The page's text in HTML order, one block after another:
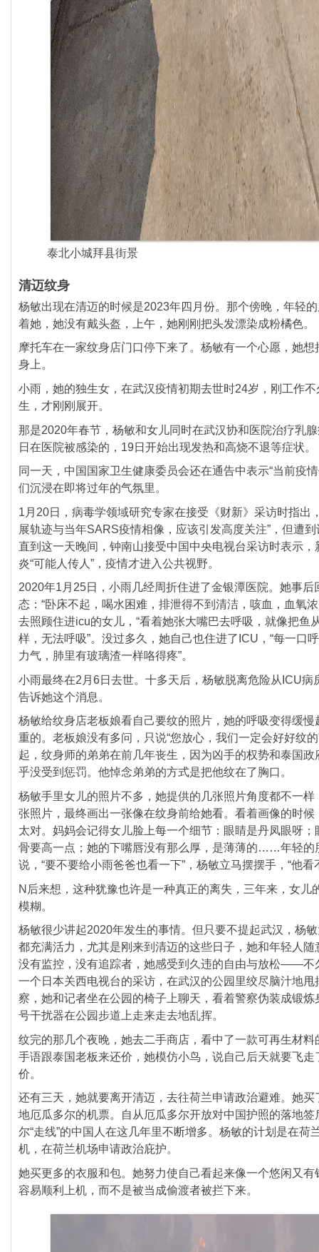
泰北小城拜县街景
清迈纹身
杨敏出现在清迈的时候是2023年四月份。那个傍晚， 年轻
着她，她没有戴头盔，上午， 她刚刚把头发漂染成粉橘色。
摩托车在一家纹身店门口停下来了。杨敏有一个心愿， 她想
身上。
小雨，她的独生女，在武汉疫情初期去世时24岁，刚工作不
生，才刚刚展开。
那是2020年春节，杨敏和女儿同时在武汉协和医院治疗乳
日在医院被感染的， 19日开始出现发热和高烧不退等症状。
同一天，中国国家卫生健康委员会还在通告中表示“当前疫
们沉浸在即将过年的气氛里。
1月20日，病毒学领域研究专家在接受《财新》采访时指出
展轨迹与当年SARS疫情相像， 应该引发高度关注”，但遭
直到这一天晚间， 钟南山接受中国中央电视台采访时表示，
炎“可能人传人”，疫情才进入公共视野。
2020年1月25日，小雨几经周折住进了金银潭医院。 她事后
态：“卧床不起，喝水困难，排泄得不到清洁， 咳血，血氧
去照顾住进icu的女儿，“看着她张大嘴巴去呼吸，就像把鱼
样，无法呼吸”。 没过多久，她自己也住进了ICU，“每一口
力气，肺里有玻璃渣一样咯得疼”。
小雨最终在2月6日去世。十多天后， 杨敏脱离危险从ICU病
告诉她这个消息。
杨敏给纹身店老板娘看自己要纹的照片，她的呼吸变得缓慢
重的。老板娘没有多问，只说“您放心， 我们一定会好好纹
起， 纹身师的弟弟在前几年丧生，因为凶手的权势和泰国政
乎没受到惩罚。他悼念弟弟的方式是把他纹在了胸口。
杨敏手里女儿的照片不多，她提供的几张照片角度都不一样
张照片，最终画出一张像在纹身前给她看。 看着画像的时候
太对。 妈妈会记得女儿脸上每一个细节：眼睛是丹凤眼呀；
骨要高一点；她的下嘴唇没有那么厚，是薄薄的……年轻的
说，“要不要给小雨爸爸也看一下”， 杨敏立马摆摆手，“他看
N后来想，这种犹豫也许是一种真正的离失，三年来， 女儿
模糊。
杨敏很少讲起2020年发生的事情。但只要不提起武汉， 杨
都充满活力，尤其是刚来到清迈的这些日子， 她和年轻人随
没有监控，没有追踪者， 她感受到久违的自由与放松——不
一个日本关西电视台的采访， 在武汉的公园里绞尽脑汁地甩
察， 她和记者坐在公园的椅子上聊天，看着警察伪装成锻炼
号干扰器在公园步道上走来走去地乱挥。
纹完的那几个夜晚，她去二手商店， 看中了一款可再生材料
手语跟泰国老板来还价， 她模仿小鸟，说自己后天就要飞走
价。
还有三天，她就要离开清迈，去往荷兰申请政治避难。 她买
地厄瓜多尔的机票。
自从厄瓜多尔开放对中国护照的落地签
尔“走线”的中国人在这几年里不断增多。 杨敏的计划是在荷
机，在荷兰机场申请政治庇护。
她买更多的衣服和包。 她努力使自己看起来像一个悠闲又有
容易顺利上机，而不是被当成偷渡者被拦下来。